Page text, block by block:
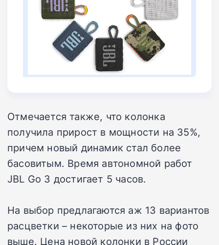
Отмечается также, что колонка
получила прирост в мощности на 35%,
причем новый динамик стал более
басовитым. Время автономной работ
JBL Go 3 достигает 5 часов.
На выбор предлагаются аж 13 вариантов
расцветки – некоторые из них на фото
выше. Цена новой колонки в России